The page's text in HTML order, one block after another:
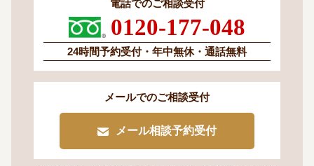
電話でのご相談受付
0120-177-048
24時間予約受付・ 年中無休・通話無料
メールでのご相談受付
メール相談予約受付